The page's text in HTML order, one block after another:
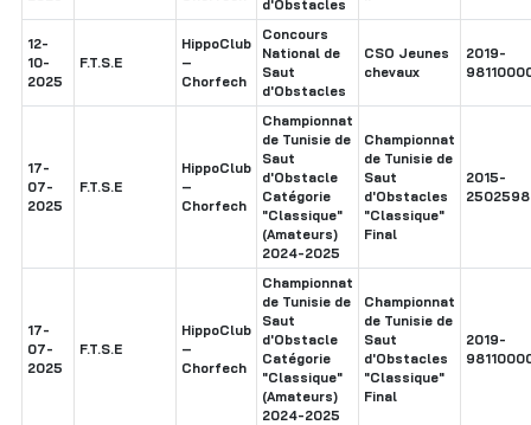
d'Obstacles
12-
10-
2025
F.T.S.E
HippoClub
–
Chorfech
Concours
National de
Saut
d'Obstacles
CSO Jeunes
chevaux
2019-
17-
07-
2025
F.T.S.E
HippoClub
–
Chorfech
Championnat
de Tunisie de
Saut
d'Obstacle
Catégorie
"Classique"
(Amateurs)
2024-2025
Championnat
de Tunisie de
Saut
d'Obstacles
"Classique"
Final
2015-
17-
07-
2025
F.T.S.E
HippoClub
–
Chorfech
Championnat
de Tunisie de
Saut
d'Obstacle
Catégorie
"Classique"
(Amateurs)
2024-2025
Championnat
de Tunisie de
Saut
d'Obstacles
"Classique"
Final
2019-